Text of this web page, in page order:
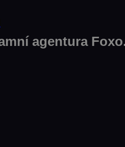
agentura